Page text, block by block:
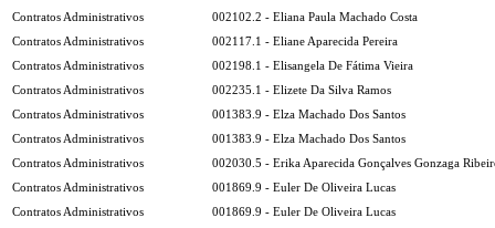
Contratos Administrativos
002102.2 - Eliana Paula Machado Costa
Contratos Administrativos
002117.1 - Eliane Aparecida Pereira
Contratos Administrativos
002198.1 - Elisangela De Fátima Vieira
Contratos Administrativos
002235.1 - Elizete Da Silva Ramos
Contratos Administrativos
001383.9 - Elza Machado Dos Santos
Contratos Administrativos
001383.9 - Elza Machado Dos Santos
Contratos Administrativos
002030.5 - Erika Aparecida Gonçalves Gonzaga
Contratos Administrativos
001869.9 - Euler De Oliveira Lucas
Contratos Administrativos
001869.9 - Euler De Oliveira Lucas